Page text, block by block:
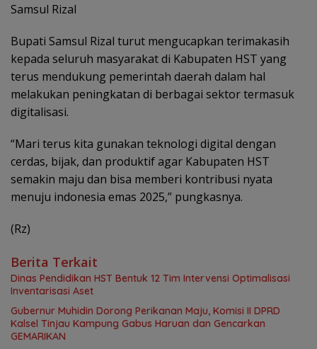
Samsul Rizal
Bupati Samsul Rizal turut mengucapkan terimakasih
kepada seluruh masyarakat di Kabupaten HST yang
terus mendukung pemerintah daerah dalam hal
melakukan peningkatan di berbagai sektor termasuk
digitalisasi.
“Mari terus kita gunakan teknologi digital dengan
cerdas, bijak, dan produktif agar Kabupaten HST
semakin maju dan bisa memberi kontribusi nyata
menuju indonesia emas 2025,” pungkasnya.
(Rz)
Berita Terkait
Dinas Pendidikan HST Bentuk 12 Tim Intervensi Optimalisasi
Inventarisasi Aset
Gubernur Muhidin Dorong Perikanan Maju, Komisi II DPRD
Kalsel Tinjau Kampung Gabus Haruan dan Gencarkan
GEMARIKAN